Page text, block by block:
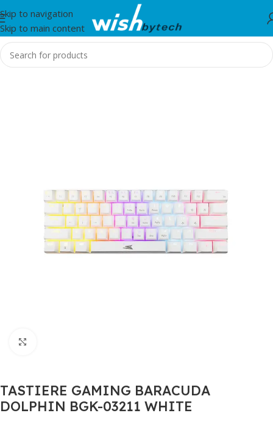
Skip to navigation
Skip to main content
Home/Tastiere
TASTIERE GAMING BARACUDA
DOLPHIN BGK-03211 WHITE